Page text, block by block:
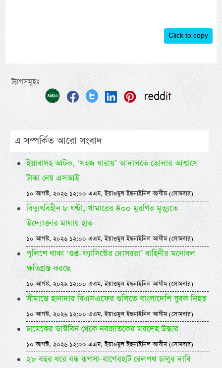
Click to copy
ট্যাগসমূহঃ
এ সম্পর্কিত আরো সংবাদ
ইয়াবাসহ আটক, ‘সহজ ধারায়’ আদালতে তোলার আশ্বাসে
টাকা নেয় এসআই
১০ আগস্ট, ২০২৬ ১২:০০ এএম, ইয়াওমুল ইছনাইনিল আযীম (সোমবার)
বিদ্যুৎবিহীন ৮ ঘণ্টা, খামারের ৪০০ মুরগির মৃত্যুতে
উদ্যোক্তার মাথায় হাত
১০ আগস্ট, ২০২৬ ১২:০০ এএম, ইয়াওমুল ইছনাইনিল আযীম (সোমবার)
পুলিশে থাকা ‘গুপ্ত-ফ্যাসিস্টের দোসররা’ বাহিনীর মনোবল
ক্ষতিগ্রস্ত করছে
১০ আগস্ট, ২০২৬ ১২:০০ এএম, ইয়াওমুল ইছনাইনিল আযীম (সোমবার)
সীমান্তে হানাদার বিএসএফের গুলিতে বাংলাদেশি যুবক নিহত
১০ আগস্ট, ২০২৬ ১২:০০ এএম, ইয়াওমুল ইছনাইনিল আযীম (সোমবার)
ঢামেকের ডাস্টবিন থেকে নবজাতকের মরদেহ উদ্ধার
১০ আগস্ট, ২০২৬ ১২:০০ এএম, ইয়াওমুল ইছনাইনিল আযীম (সোমবার)
২৮ বছর ধরে বন্ধ রূপসা-বাগেরহাট রেলপথ চালুর দাবি